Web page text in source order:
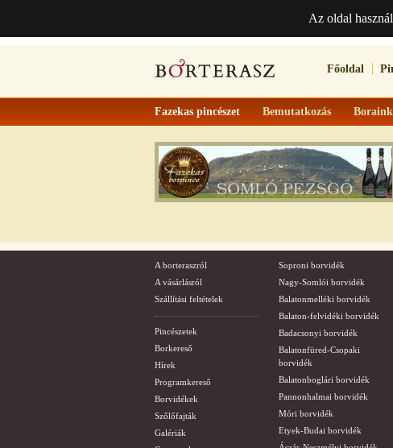
Az oldal
Főoldal
Fazekas pincészet Bemutatkozás Boraink
A borteraszról
A vásárlásról
Szállítási feltételek
Pincészetek
Borkereső
Hírek
Programkereső
Borvidékek
Szőlőfajták
Galériák
Soproni borvidék
Nagy-Somlói borvidék
Balatonmelléki borvidék
Balaton-felvidéki borvidék
Badacsonyi borvidék
Balatonfüred-Csopaki
borvidék
Balatonboglári borvidék
Pannonhalmai borvidék
Móri borvidék
Etyek-Budai borvidék